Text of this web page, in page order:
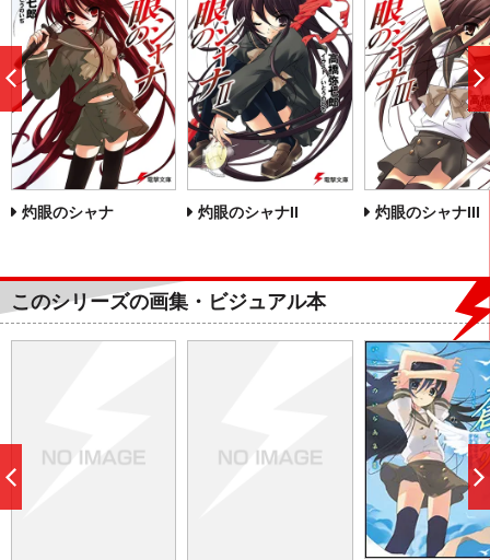
灼眼のシャナ 灼眼のシャナII 灼眼のシャナIII
前
へ
このシリーズの画集・ビジュアル本